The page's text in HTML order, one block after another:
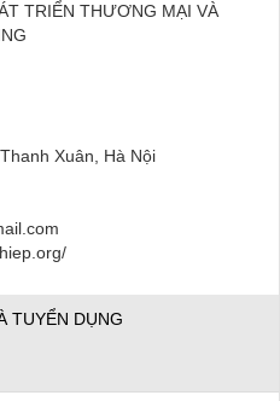
TRIỂN THƯƠNG MẠI VÀ
Xuân, Hà Nội
TUYỂN DỤNG